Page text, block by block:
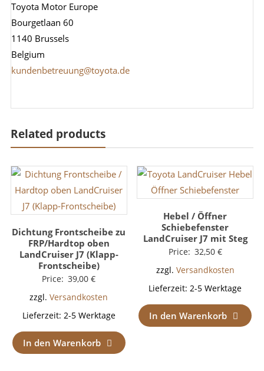
Toyota Motor Europe
Bourgetlaan 60
1140 Brussels
Belgium
kundenbetreuung@toyota.de
Related products
Dichtung Frontscheibe zu
FRP/Hardtop oben
LandCruiser J7 (Klapp-
Frontscheibe)
Price: 39,00€
zzgl.Versandkosten
Lieferzeit: 2-5 Werktage
In den Warenkorb
Hebel / Öffner
Schiebefenster
LandCruiser J7 mit Steg
Price: 32,50 €
zzgl. Versandkosten
Lieferzeit:2-5 Werktage
In den Warenkorb